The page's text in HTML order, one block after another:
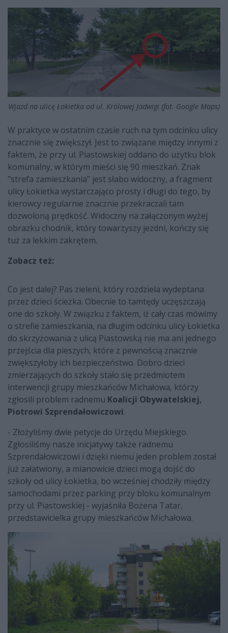
Wjazd na ulicę Łokietka od ul. Królowej Jadwigi (fot. Google Maps)
W praktyce w ostatnim czasie ruch na tym odcinku ulicy
znacznie się zwiększył. Jest to związane między innymi z
faktem, że przy ul. Piastowskiej oddano do użytku blok
komunalny, w którym mieści się 90 mieszkań. Znak
"strefa zamieszkania" jest słabo widoczny, a fragment
ulicy Łokietka wystarczająco prosty i długi do tego, by
kierowcy regularnie znacznie przekraczali tam
dozwoloną prędkość. Widoczny na załączonym wyżej
obrazku chodnik, który towarzyszy jezdni, kończy się
tuż za lekkim zakrętem.
Zobacz też:
Co jest dalej? Pas zieleni, który rozdziela wydeptana
przez dzieci ścieżka. Obecnie to tamtędy uczęszczają
one do szkoły. W związku z faktem, iż cały czas mówimy
o strefie zamieszkania, na długim odcinku ulicy Łokietka
do skrzyżowania z ulicą Piastowską nie ma ani jednego
przejścia dla pieszych, które z pewnością znacznie
zwiększyłoby ich bezpieczeństwo. Dobro dzieci
zmierzających do szkoły stało się przedmiotem
interwencji grupy mieszkańców Michałowa, którzy
zgłosili problem radnemu Koalicji Obywatelskiej,
Piotrowi Szprendałowiczowi.
- Złożyliśmy dwie petycje do Urzędu Miejskiego.
Zgłosiliśmy nasze inicjatywy także radnemu
Szprendałowiczowi i dzięki niemu jeden problem został
już załatwiony, a mianowicie dzieci mogą dojść do
szkoły od ulicy Łokietka, bo wcześniej chodziły między
samochodami przez parking przy bloku komunalnym
przy ul. Piastowskiej - wyjaśniła Bożena Tatar,
przedstawicielka grupy mieszkańców Michałowa.